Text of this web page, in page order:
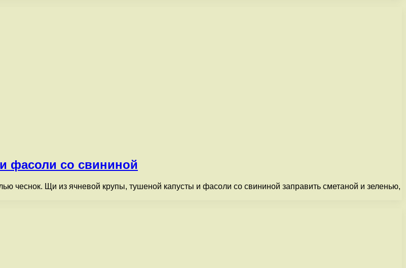
фасоли со свининой
чеснок. Щи из ячневой крупы, тушеной капусты и фасоли со свининой заправить сметаной и зеленью,